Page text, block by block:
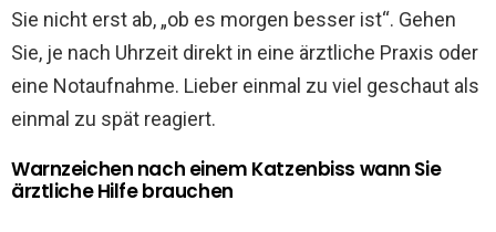
Sie nicht erst ab, „ob es morgen besser ist“. Gehen
Sie, je nach Uhrzeit direkt in eine ärztliche Praxis oder
eine Notaufnahme. Lieber einmal zu viel geschaut als
einmal zu spät reagiert.
Warnzeichen nach einem Katzenbiss wann Sie
ärztliche Hilfe brauchen